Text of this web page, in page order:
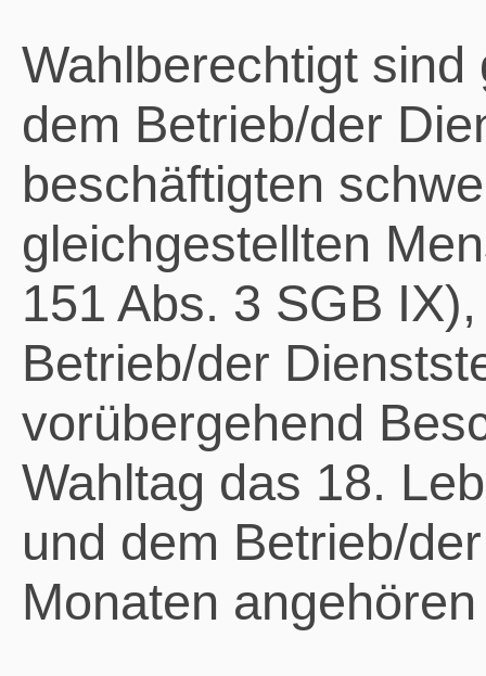
Wahlberechtigt
dem Betrieb/der
beschäftigten
gleichgestellten
151 Abs. 3 SGB
Betrieb/der
vorübergehend
Wahltag das 18.
und dem Betrieb/
Monaten